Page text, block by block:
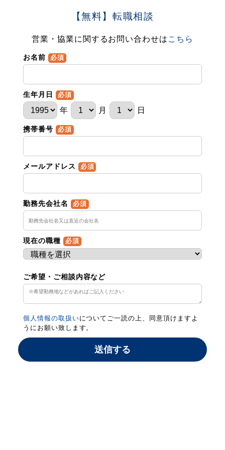
【無料】転職相談
営業・協業に関するお問い合わせは こちら
お名前 必須
生年月日 必須
年 月 日
携帯番号 必須
メールアドレス 必須
勤務先会社名 必須
現在の職種 必須
ご希望・ご相談内容など
個人情報の取扱いについてご一読の上、同意頂けますよ
うにお願い致します。